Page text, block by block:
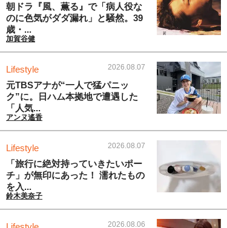
朝ドラ『風、薫る』で「病人役な
のに色気がダダ漏れ」と騒然。39
歳・...
加賀谷健
Lifestyle 2026.08.07
元TBSアナが“一人で猛パニッ
ク”に。日ハム本拠地で遭遇した
「人気...
アンヌ遙香
Lifestyle 2026.08.07
「旅行に絶対持っていきたいポー
チ」が無印にあった！ 濡れたもの
を入...
鈴木美奈子
2026.08.06